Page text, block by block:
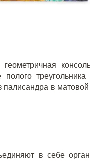
геометричная
в
в себе